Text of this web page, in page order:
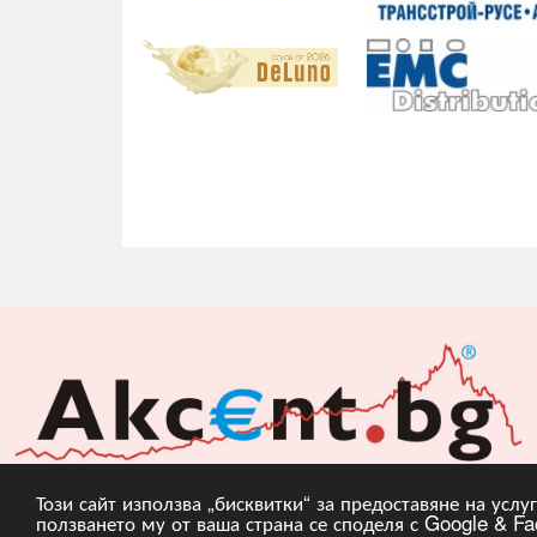
Този сайт използва „бисквитки“ за предоставяне на
ползването му от ваша страна се споделя с Google &